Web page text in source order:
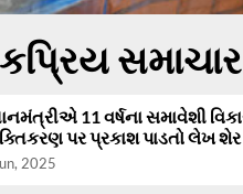
સમાચાર
11 વર્ષના સમાવેશી
પર પ્રકાશ પાડતો લેખ શેર
2025